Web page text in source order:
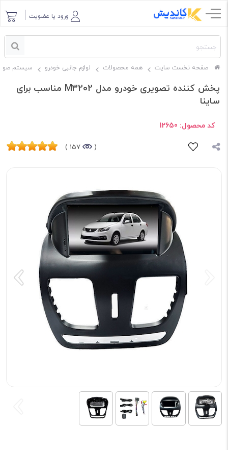
ورود یا عضویت
صفحه نخست سایت همه محصولات لوازم جانبی خودرو سیستم
پخش کننده تصویری خودرو مدل M3202 مناسب برای
ساینا
کد محصول: 12650
(
157 )